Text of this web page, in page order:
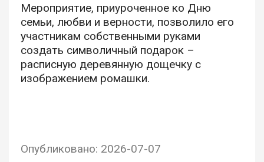
Мероприятие, приуроченное ко Дню
семьи, любви и верности, позволило его
участникам собственными руками
создать символичный подарок –
расписную деревянную дощечку с
изображением ромашки.
Опубликовано: 2026-07-07